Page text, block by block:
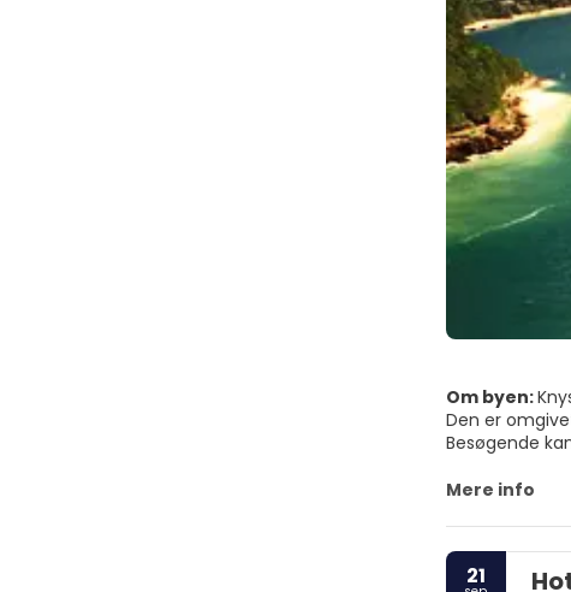
Om byen:
Den er
Besøgende
du kan gøre i
Mere info
21